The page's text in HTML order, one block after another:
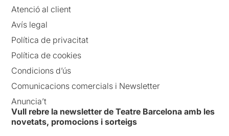
Atenció al client
Avís legal
Política de privacitat
Política de cookies
Condicions d’ús
Comunicacions comercials i Newsletter
Anuncia’t
Vull rebre la newsletter de Teatre Barcelona amb les
novetats, promocions i sorteigs